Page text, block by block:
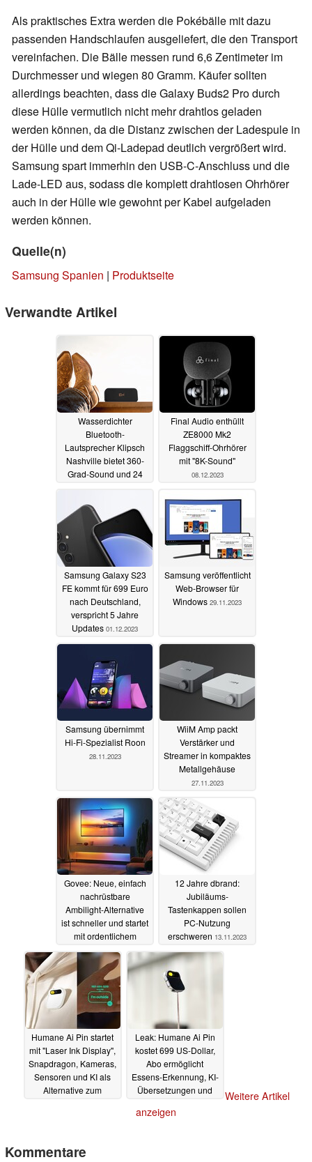
Als praktisches Extra werden die Pokébälle mit dazu
passenden Handschlaufen ausgeliefert, die den Transport
vereinfachen. Die Bälle messen rund 6,6 Zentimeter im
Durchmesser und wiegen 80 Gramm. Käufer sollten
allerdings beachten, dass die Galaxy Buds2 Pro durch
diese Hülle vermutlich nicht mehr drahtlos geladen
werden können, da die Distanz zwischen der Ladespule in
der Hülle und dem Qi-Ladepad deutlich vergrößert wird.
Samsung spart immerhin den USB-C-Anschluss und die
Lade-LED aus, sodass die komplett drahtlosen Ohrhörer
auch in der Hülle wie gewohnt per Kabel aufgeladen
werden können.
Quelle(n)
Samsung Spanien | Produktseite
Verwandte Artikel
Wasserdichter
Bluetooth-
Lautsprecher Klipsch
Nashville bietet 360-
Grad-Sound und 24
Final Audio enthüllt
ZE8000 Mk2
Flaggschiff-Ohrhörer
mit "8K-Sound"
08.12.2023
Samsung Galaxy S23
FE kommt für 699 Euro
nach Deutschland,
verspricht 5 Jahre
Updates 01.12.2023
Samsung veröffentlicht
Web-Browser für
Windows 29.11.2023
Samsung übernimmt
Hi-Fi-Spezialist Roon
28.11.2023
WiiM Amp packt
Verstärker und
Streamer in kompaktes
Metallgehäuse
27.11.2023
Govee: Neue, einfach
nachrüstbare
Ambilight-Alternative
ist schneller und startet
mit ordentlichem
20.11.2023
12 Jahre dbrand:
Jubiläums-
Tastenkappen sollen
PC-Nutzung
erschweren 13.11.2023
Humane Ai Pin startet
mit "Laser Ink Display",
Snapdragon, Kameras,
Sensoren und KI als
Alternative zum
Leak: Humane Ai Pin
kostet 699 US-Dollar,
Abo ermöglicht
Essens-Erkennung, KI-
Übersetzungen und
09.11.2023
Weitere Artikel
anzeigen
Kommentare